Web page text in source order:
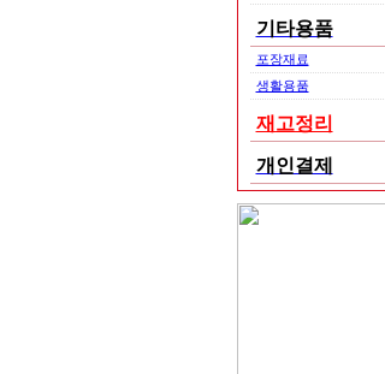
기타용품
포장재료
생활용품
재고정리
개인결제